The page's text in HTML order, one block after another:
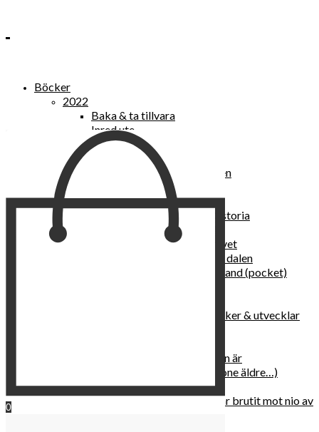
Böcker
2022
Baka & ta tillvara
Inred ute
Power Women
2021
Kvinnan som lekte med elden
“Vi vill nytt, vi begär plats”
Sånger vid avgrunden
Vattenvarelser : en kulturhistoria
Sannas fastebok
Happy skin : ung hud hela livet
Det lilla pensionatet i gröna dalen
I trygghetsnarkomanernas land (pocket)
Self Love – hur du läker, stärker & utvecklar
Hur du blir parisisk var du än är
Äldre och klokare (åtminstone äldre…)
Häxans kokbok
Gud gav oss tio bud – jag har brutit mot nio av
0